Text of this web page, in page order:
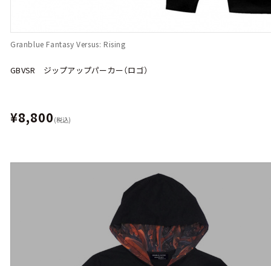
Granblue Fantasy Versus: Rising
GBVSR ジップアップパーカー（ロゴ）
¥8,800 (税込)